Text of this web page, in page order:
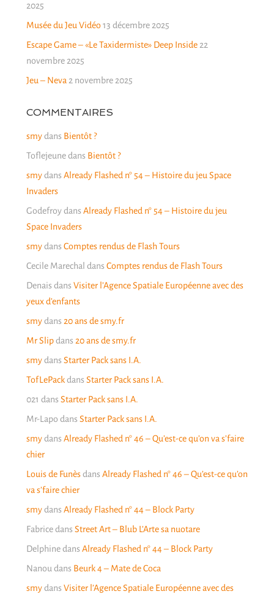
2025
Musée du Jeu Vidéo 13 décembre 2025
Escape Game – «Le Taxidermiste» Deep Inside 22
novembre 2025
Jeu – Neva 2 novembre 2025
COMMENTAIRES
smydans Bientôt ?
Toflejeunedans Bientôt ?
smydans Already Flashed n° 54 – Histoire du jeu Space
Invaders
Godefroydans Already Flashed n° 54 – Histoire du jeu
Space Invaders
smydans Comptes rendus de Flash Tours
Cecile Marechal dans Comptes rendus de Flash Tours
Denais dans Visiter l’Agence Spatiale Européenne avec des
yeux d’enfants
smydans 20 ans de smy.fr
Mr Slipdans 20 ans de smy.fr
smydans Starter Pack sans I.A.
TofLePackdans Starter Pack sans I.A.
021 dans Starter Pack sans I.A.
Mr-Lapo dans Starter Pack sans I.A.
smydans Already Flashed n° 46 – Qu’est-ce qu’on va s’faire
chier
Louis de Funèsdans Already Flashed n° 46 – Qu’est-ce qu’on
va s’faire chier
smydans Already Flashed n° 44 – Block Party
Fabricedans Street Art – Blub L’Arte sa nuotare
Delphinedans Already Flashed n° 44 – Block Party
Nanoudans Beurk 4 – Mate de Coca
smydans Visiter l’Agence Spatiale Européenne avec des